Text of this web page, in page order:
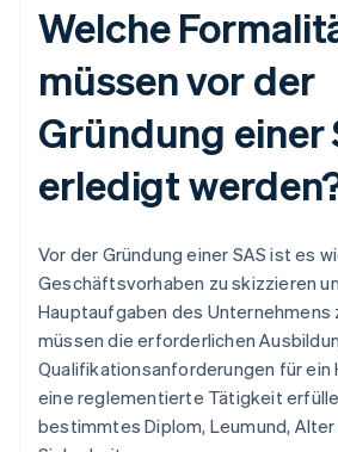
Welche
müssen vor der
Gründung einer
erledigt
Vor der Gründung einer SAS ist es
Geschäftsvorhaben zu skizzieren
Hauptaufgaben des Unternehmens
müssen die erforderlichen
Qualifikationsanforderungen für ein
eine reglementierte Tätigkeit
bestimmtes Diplom, Leumund,